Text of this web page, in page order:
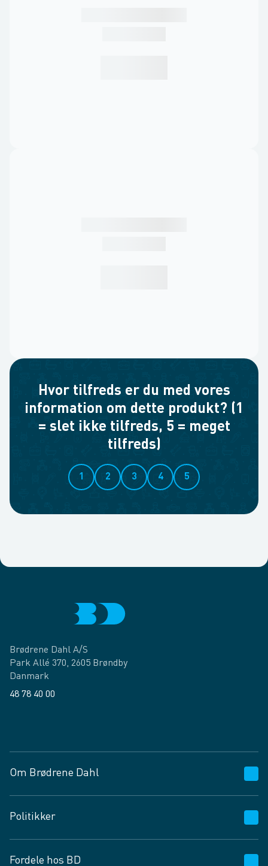
Hvor tilfreds er du med vores
information om dette produkt? (1
= slet ikke tilfreds, 5 = meget
tilfreds)
1 2 3 4 5
Brødrene Dahl A/S
Park Allé 370, 2605 Brøndby
Danmark
48 78 40 00
Om Brødrene Dahl
Vagttelefon 30 10 89 89
Spørgsmål og svar
Job og karriere
Politikker
Fordele hos BD